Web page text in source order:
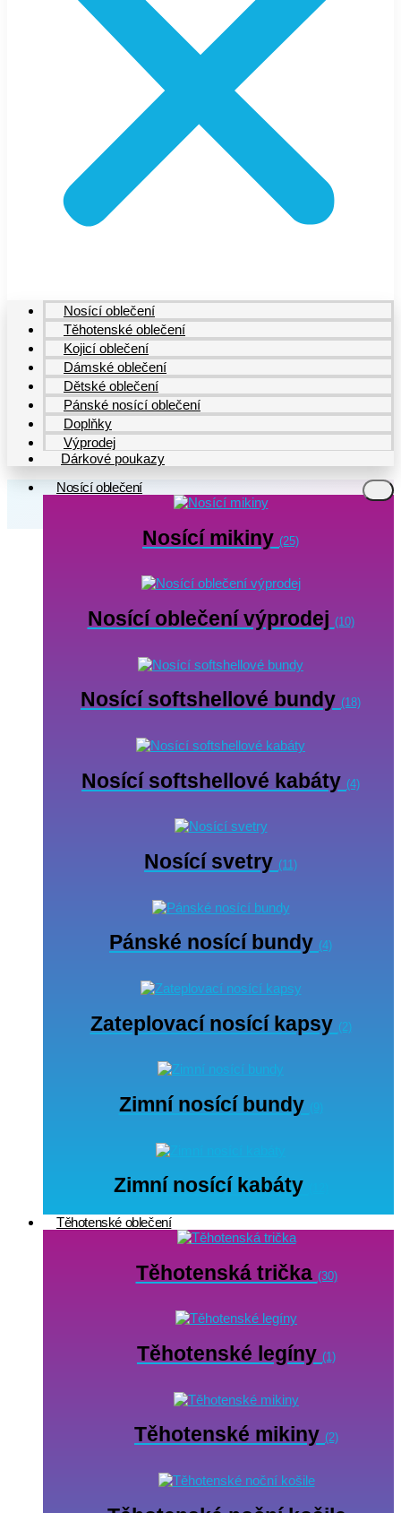
Nosící oblečení
Těhotenské oblečení
Kojicí oblečení
Dámské oblečení
Dětské oblečení
Pánské nosící oblečení
Doplňky
Výprodej
Dárkové poukazy
Nosící oblečení
Nosící mikiny (25)
Nosící oblečení výprodej (10)
Nosící softshellové bundy (18)
Nosící softshellové kabáty (4)
Nosící svetry (11)
Pánské nosící bundy (4)
Zateplovací nosící kapsy (2)
Zimní nosící bundy
Zimní nosící kabáty
Těhotenské oblečení
Těhotenská trička (30)
Těhotenské legíny (1)
Těhotenské mikiny (2)